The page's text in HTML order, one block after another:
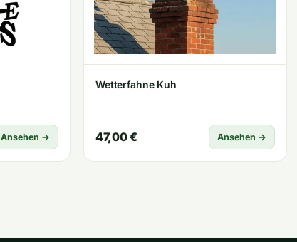
Ansehen →
Wetterfahne Kuh
47,00 € Ansehen →